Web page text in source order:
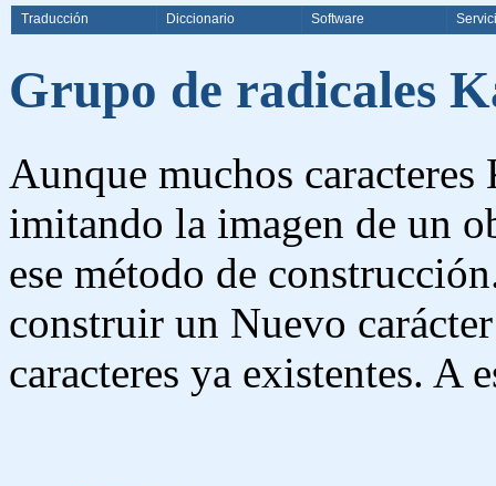
Traducción Diccionario Software
Grupo de radicales
Aunque muchos
imitando la imagen de un
ese método de
construir un Nuevo
caracteres ya existentes. A